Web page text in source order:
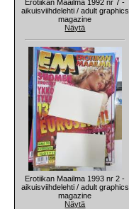
Erotiikan Maailma 1992 nr 7 -
aikuisviihdelehti / adult graphics
magazine
Näytä
Erotiikan Maailma 1993 nr 2 -
aikuisviihdelehti / adult graphics
magazine
Näytä